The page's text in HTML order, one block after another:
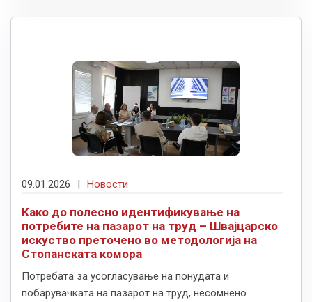
09.01.2026 | Новости
Како до полесно идентификување на
потребите на пазарот на труд – Швајцарско
искуство преточено во методологија на
Стопанската комора
Потребата за усогласување на понудата и
побарувачката на пазарот на труд, несомнено